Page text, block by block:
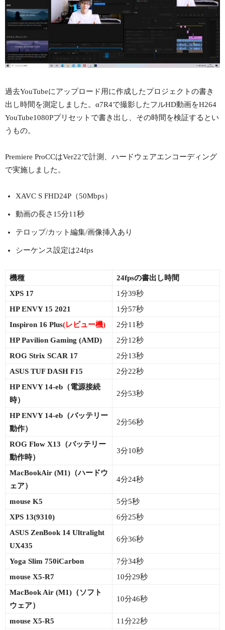
過去YouTubeにアップロード用に作成したプロジェクトの書き
出し時間を測定しました。α7R4で撮影したフルHD動画をH264
YouTube1080Pプリセットで書き出し、その時間を検証するとい
うもの。
Premiere ProCCはVer22で計測、ハードウェアエンコーディング
で実施しました。
XAVC S FHD24P（50Mbps）
動画の長さ15分11秒
テロップ/カット編集/画像挿入あり
シーケンス設定は24fps
機種
24fpsの書出し時間
XPS 17
1分39秒
HP ENVY 15 2021
1分57秒
Inspiron 16 Plus(レビュー機)
2分11秒
HP Pavilion Gaming (AMD)
2分12秒
ROG Strix SCAR 17
2分13秒
ASUS TUF DASH F15
2分22秒
HP ENVY 14-eb（電源接続
時）
2分53秒
HP ENVY 14-eb（バッテリー
動作）
2分56秒
ROG Flow X13（バッテリー
動作時）
3分10秒
MacBookAir (M1)（ハードウ
ェア）
4分24秒
mouse K5
5分5秒
XPS 13(9310)
6分25秒
ASUS ZenBook 14 Ultralight
UX435
6分36秒
Yoga Slim 750iCarbon
7分34秒
mouse X5-R7
10分29秒
MacBook Air (M1)（ソフト
ウェア）
10分46秒
mouse X5-R5
11分22秒